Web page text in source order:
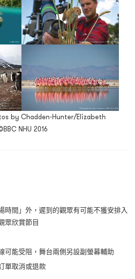
by Chadden-Hunter/Elizabeth
NHU 2016
時間」外，遲到的觀眾有可能不獲安排入
眾欣賞節目
可能受阻，舞台兩側另設副螢幕輔助
單取消或退款